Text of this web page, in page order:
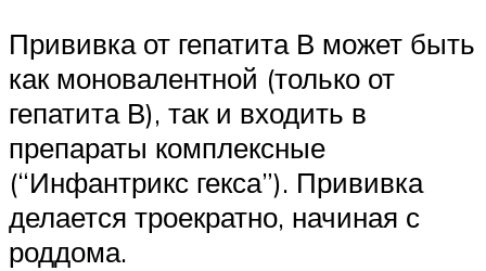
Прививка от гепатита В может быть
как моновалентной (только от
гепатита В), так и входить в
препараты комплексные
(“Инфантрикс гекса”). Прививка
делается троекратно, начиная с
роддома.